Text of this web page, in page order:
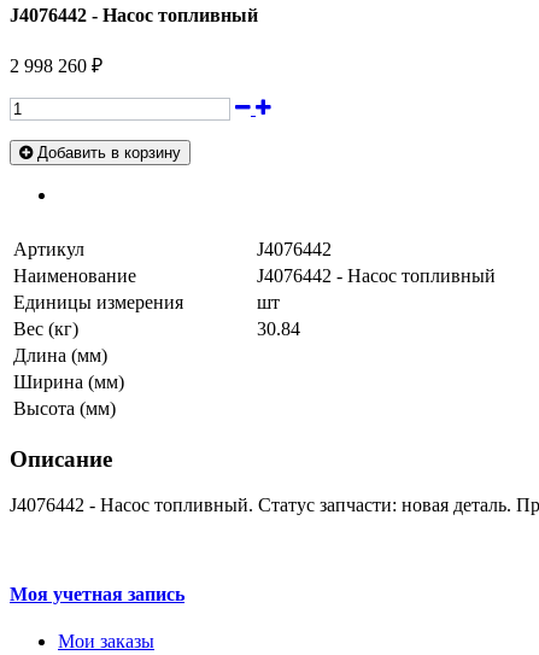
J4076442 - Насос топливный
2 998 260 ₽
Добавить в корзину
Артикул
J4076442
Наименование
J4076442 - Насос топливный
Единицы измерения
шт
Вес (кг)
30.84
Длина (мм)
Ширина (мм)
Высота (мм)
Описание
J4076442 - Насос топливный. Статус запчасти: новая деталь.
Моя учетная запись
Мои заказы